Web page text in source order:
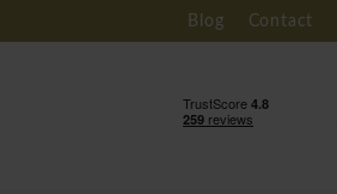
Blog Contact